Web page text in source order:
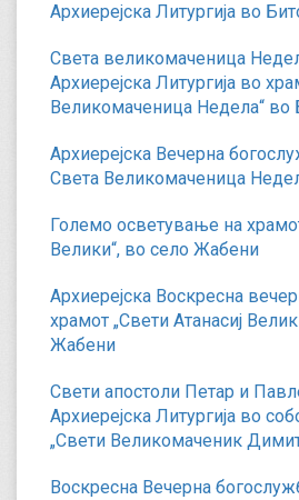
Архиерејска Литургија во
Света великомаченица
Архиерејска Литургија во
Великомаченица Недела“ во
Архиерејска Вечерна
Света Великомаченица
Големо осветување на
Велики“, во село Жабени
Архиерејска Воскресна
храмот „Свети Атанасиј
Жабени
Свети апостоли Петар и
Архиерејска Литургија во
„Свети Великомаченик
Воскресна Вечерна